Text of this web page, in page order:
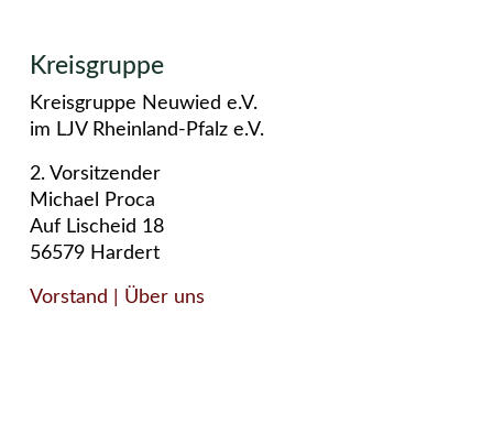
Kreisgruppe
Kreisgruppe Neuwied e.V.
im LJV Rheinland-Pfalz e.V.
2. Vorsitzender
Michael Proca
Auf Lischeid 18
56579 Hardert
Vorstand | Über uns